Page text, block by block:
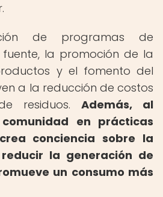
de programas de
la promoción de la
y el fomento del
a la reducción de costos
residuos.Además, al
en prácticas
conciencia sobre la
la generación de
un consumo más